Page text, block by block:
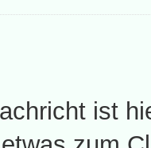
ist